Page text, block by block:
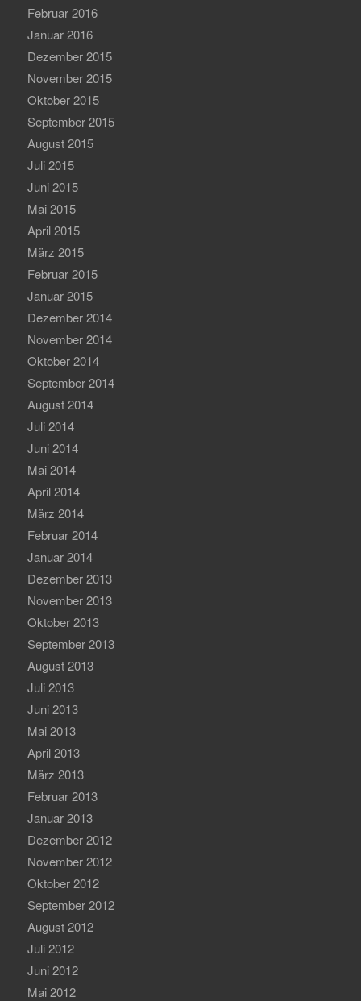
Februar 2016
Januar 2016
Dezember 2015
November 2015
Oktober 2015
September 2015
August 2015
Juli 2015
Juni 2015
Mai 2015
April 2015
März 2015
Februar 2015
Januar 2015
Dezember 2014
November 2014
Oktober 2014
September 2014
August 2014
Juli 2014
Juni 2014
Mai 2014
April 2014
März 2014
Februar 2014
Januar 2014
Dezember 2013
November 2013
Oktober 2013
September 2013
August 2013
Juli 2013
Juni 2013
Mai 2013
April 2013
März 2013
Februar 2013
Januar 2013
Dezember 2012
November 2012
Oktober 2012
September 2012
August 2012
Juli 2012
Juni 2012
Mai 2012